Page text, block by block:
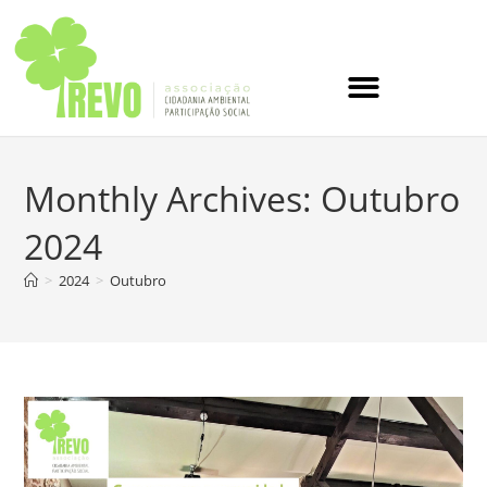
Monthly Archives: Outubro
2024
> 2024 > Outubro